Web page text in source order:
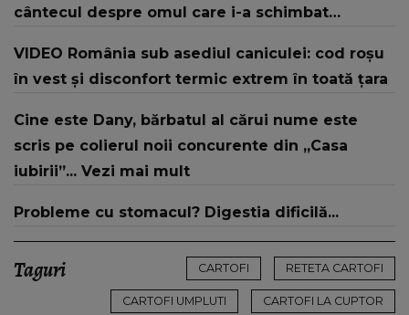
cântecul despre omul care i-a schimbat
iubit cu bunătate și răbdare, până când omul
din mine și-a regăsit pacea"
VIDEO România sub asediul caniculei: cod roșu
în vest și disconfort termic extrem în toată țara
Cine este Dany, bărbatul al cărui nume este
scris pe colierul noii concurente din „Casa
iubirii”... Vezi mai mult
Probleme cu stomacul? Digestia dificilă...
Taguri CARTOFI RETETA CARTOFI
CARTOFI UMPLUTI CARTOFI LA CUPTOR